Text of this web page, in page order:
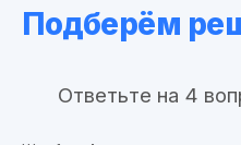
Подберём
Ответьте на 4